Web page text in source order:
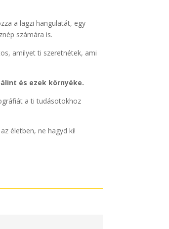
a lagzi hangulatát, egy
számára is.
amilyet ti szeretnétek, ami
és ezek környéke.
a ti tudásotokhoz
életben, ne hagyd ki!